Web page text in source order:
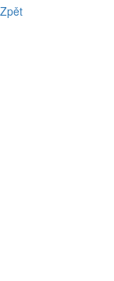
Zpět